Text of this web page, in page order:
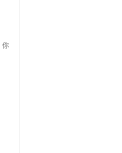
你